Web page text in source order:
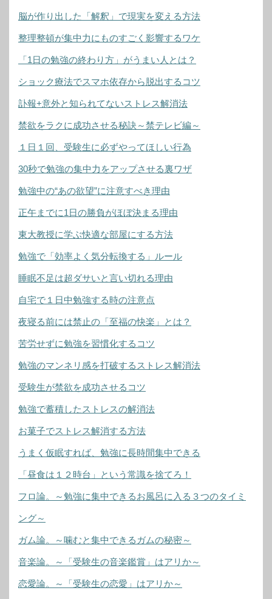
脳が作り出した「解釈」で現実を変える方法
整理整頓が集中力にものすごく影響するワケ
「1日の勉強の終わり方」がうまい人とは？
ショック療法でスマホ依存から脱出するコツ
訃報+意外と知られてないストレス解消法
禁欲をラクに成功させる秘訣～禁テレビ編～
１日１回、受験生に必ずやってほしい行為
30秒で勉強の集中力をアップさせる裏ワザ
勉強中の“あの欲望”に注意すべき理由
正午までに1日の勝負がほぼ決まる理由
東大教授に学ぶ快適な部屋にする方法
勉強で「効率よく気分転換する」ルール
睡眠不足は超ダサいと言い切れる理由
自宅で１日中勉強する時の注意点
夜寝る前には禁止の「至福の快楽」とは？
苦労せずに勉強を習慣化するコツ
勉強のマンネリ感を打破するストレス解消法
受験生が禁欲を成功させるコツ
勉強で蓄積したストレスの解消法
お菓子でストレス解消する方法
うまく仮眠すれば、勉強に長時間集中できる
「昼食は１２時台」という常識を捨てろ！
フロ論。～勉強に集中できるお風呂に入る３つのタイミ
ング～
ガム論。～噛むと集中できるガムの秘密～
音楽論。～「受験生の音楽鑑賞」はアリか～
恋愛論。～「受験生の恋愛」はアリか～